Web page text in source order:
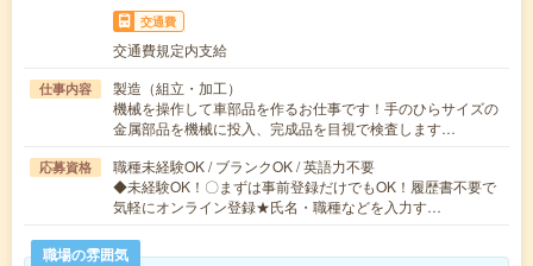
交通費
交通費規定内支給
仕事内容
製造（組立・加工）
機械を操作して車部品を作るお仕事です！手のひらサイズの
金属部品を機械に投入、完成品を目視で検査します…
応募資格
職種未経験OK / ブランクOK / 英語力不要
◆未経験OK！〇まずは事前登録だけでもOK！履歴書不要で
気軽にオンライン登録★氏名・職種などを入力す…
職場の雰囲気